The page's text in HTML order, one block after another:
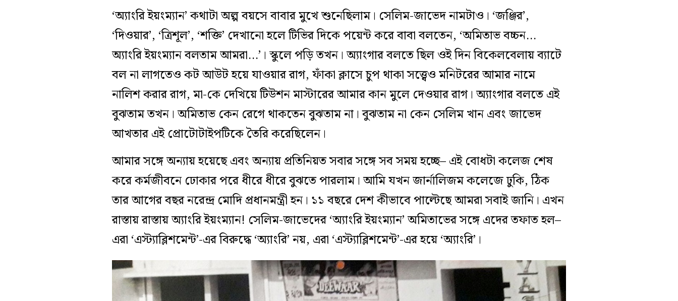
‘অ্যাংরি ইয়ংম্যান’ কথাটা অল্প বয়সে বাবার মুখে শুনেছিলাম। সেলিম-জাভেদ নামটাও। ‘জঞ্জির’,
‘দিওয়ার’, ‘ত্রিশূল’, ‘শক্তি’ দেখানো হলে টিভির দিকে পয়েন্ট করে বাবা বলতেন, ‘অমিতাভ বচ্চন…
অ্যাংরি ইয়ংম্যান বলতাম আমরা…’। স্কুলে পড়ি তখন। অ্যাংগার বলতে ছিল ওই দিন বিকেলবেলায় ব্যাটে
বল না লাগতেও কট আউট হয়ে যাওয়ার রাগ, ফাঁকা ক্লাসে চুপ থাকা সত্ত্বেও মনিটরের আমার নামে
নালিশ করার রাগ, মা-কে দেখিয়ে টিউশন মাস্টারের আমার কান মুলে দেওয়ার রাগ। অ্যাংগার বলতে এই
বুঝতাম তখন। অমিতাভ কেন রেগে থাকতেন বুঝতাম না। বুঝতাম না কেন সেলিম খান এবং জাভেদ
আখতার এই প্রোটোটাইপটিকে তৈরি করেছিলেন।
আমার সঙ্গে অন্যায় হয়েছে এবং অন্যায় প্রতিনিয়ত সবার সঙ্গে সব সময় হচ্ছে– এই বোধটা কলেজ শেষ
করে কর্মজীবনে ঢোকার পরে ধীরে ধীরে বুঝতে পারলাম। আমি যখন জার্নালিজম কলেজে ঢুকি, ঠিক
তার আগের বছর নরেন্দ্র মোদি প্রধানমন্ত্রী হন। ১১ বছরে দেশ কীভাবে পাল্টেছে আমরা সবাই জানি। এখন
রাস্তায় রাস্তায় অ্যাংরি ইয়ংম্যান! সেলিম-জাভেদের ‘অ্যাংরি ইয়ংম্যান’ অমিতাভের সঙ্গে এদের তফাত হল–
এরা ‘এস্ট্যাব্লিশমেন্ট’-এর বিরুদ্ধে ‘অ্যাংরি’ নয়, এরা ‘এস্ট্যাব্লিশমেন্ট’-এর হয়ে ‘অ্যাংরি’।